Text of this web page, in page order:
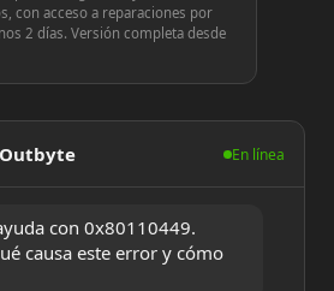
con acceso a reparaciones por
2 días. Versión completa desde
En línea
con 0x80110449.
causa este error y cómo